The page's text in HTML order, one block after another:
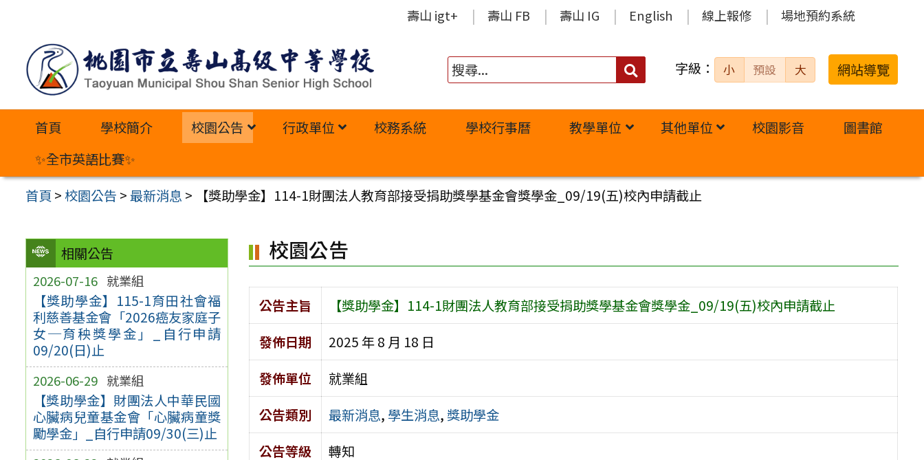
內
壽山 igt+ 壽山 FB 壽山 IG English 線上報修 場地預約系統
搜
字級： 小 預設 大 網站導覽
首頁 學校簡介 校園公告 行政單位 校務系統 學校行事曆 教學單位 其他單位 校園影音
圖書館
✨全市英語比賽✨
首頁 >校園公告 >最新消息 > 【獎助學金】114-1財團法人教育部接受捐助獎學基金會獎學金_09/19(五)校內申請截止
相關公告
2026-07-16 就業組
【獎助學金】115-1育田社會福
利慈善基金會「2026癌友家庭子
女─育秧獎學金」_自行申請
09/20(日)止
2026-06-29 就業組
【獎助學金】財團法人中華民國
心臟病兒童基金會「心臟病童獎
勵學金」_自行申請09/30(三)止
校園公告
公告主旨
【獎助學金】114-1財團法人教育部接受捐助獎學基金會獎學金_09/19(五)校內申請截止
發佈日期
2025 年 8 月 18 日
發佈單位
就業組
公告類別
最新消息, 學生消息, 獎助學金
公告等級
轉知